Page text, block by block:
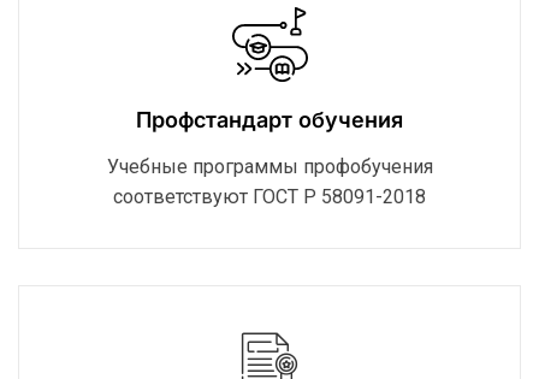
Профстандарт обучения
Учебные программы профобучения
соответствуют ГОСТ Р 58091-2018